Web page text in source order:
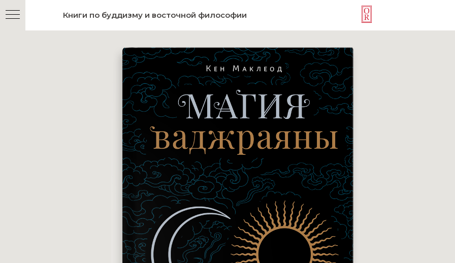
Книги по буддизму и восточной философии